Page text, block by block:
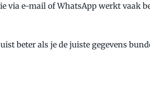
via e-mail of WhatsApp werkt vaak
beter als je de juiste gegevens